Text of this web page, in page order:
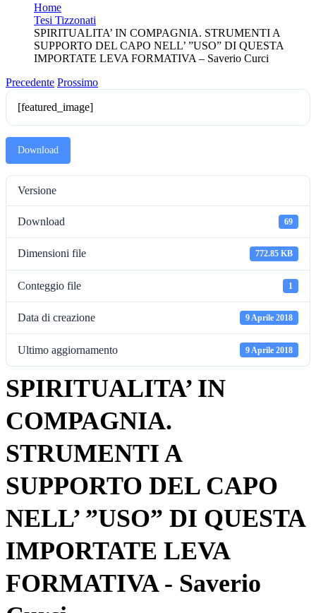
Home
Tesi Tizzonati
SPIRITUALITA’ IN COMPAGNIA. STRUMENTI A
SUPPORTO DEL CAPO NELL’ ”USO” DI QUESTA
IMPORTATE LEVA FORMATIVA – Saverio Curci
Precedente Prossimo
[featured_image]
Download
Versione
Download 69
Dimensioni file 772.85 KB
Conteggio file 1
Data di creazione 9 Aprile 2018
Ultimo aggiornamento 9 Aprile 2018
SPIRITUALITA’ IN
COMPAGNIA.
STRUMENTI A
SUPPORTO DEL CAPO
NELL’ ”USO” DI QUESTA
IMPORTATE LEVA
FORMATIVA - Saverio